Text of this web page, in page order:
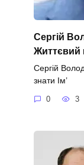
Сергій
Життєвий
Сергій
знати Ім’
0 3